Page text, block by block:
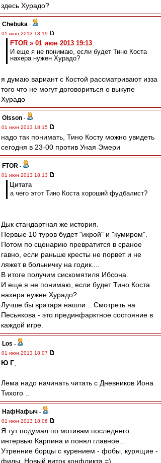
здесь Хурадо?
Chebuka -
01 июн 2013 18:19
FTOR » 01 июн 2013 19:13
И еще я не понимаю, если будет Тино Коста
нахера нужен Хурадо?
я думаю вариант с Костой рассматривают изза
того что не могут договориться о выкупе
Хурадо
Olsson -
01 июн 2013 18:15
надо так понимать, Тино Косту можно увидеть
сегодня в 23-00 против Уная Эмери
FTOR -
01 июн 2013 18:13
Цитата
а чего этот Тино Коста хороший фудбалист?
Дык стандартная же история.
Первые 10 туров будет "икрой" и "кумиром".
Потом по сценарию превратится в сраное
гавно, если раньше кресты не порвет и не
ляжет в больничку на годик....
В итоге получим сискомятиля Ибсона.
И еще я не понимаю, если будет Тино Коста
нахера нужен Хурадо?
Лучше бы вратаря нашли... Смотреть на
Песьякова - это прединфарктное состояние в
каждой игре.
Los -
01 июн 2013 18:07
Ю Г
Лема надо начинать читать с Дневников Иона
Тихого ..
НафНафыч -
01 июн 2013 18:06
Я тут подумал по мотивам последнего
интервью Карпина и понял главное...
Утренние борцы с курением - фобы, курящие -
филы. Новый виток конфликта =)